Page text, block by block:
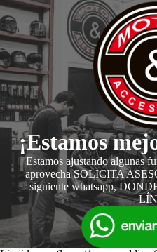
¡Estamos
Estamos ajustando algunas
aprovecha SOLICITA
siguiente whatsapp,